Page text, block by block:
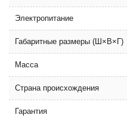
Электропитание
Габаритные размеры (Ш×В×Г)
Масса
Страна происхождения
Гарантия